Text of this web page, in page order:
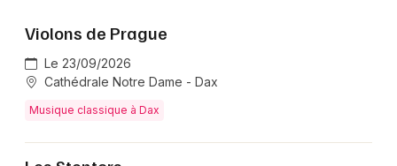
Artistes en tournée
Actus à Dax
Violons de Prague
Le 23/09/2026
Cathédrale Notre Dame - Dax
Musique classique à Dax